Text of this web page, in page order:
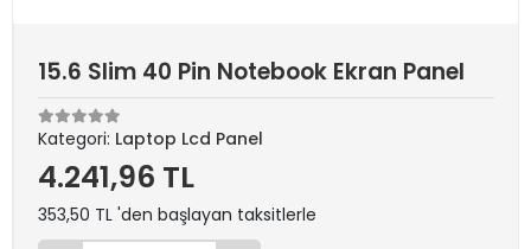
15.6 Slim 40 Pin Notebook Ekran Panel
Kategori: Laptop Lcd Panel
4.241,96 TL
353,50 TL 'den başlayan taksitlerle